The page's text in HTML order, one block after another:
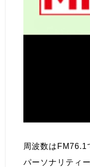
周波数はFM76.1
パーソナリティ